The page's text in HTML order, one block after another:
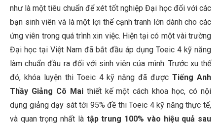
như là một tiêu chuẩn để xét tốt nghiệp Đại học đối với các
bạn sinh viên và là một lợi thế cạnh tranh lớn dành cho các
ứng viên trong quá trình xin việc. Hiện tại có một vài trường
Đại học tại Việt Nam đã bắt đầu áp dụng Toeic 4 kỹ năng
làm chuẩn đầu ra đối với sinh viên của mình. Trước xu thế
đó, khóa luyện thi Toeic 4 kỹ năng đã đượcTiếng Anh
Thầy Giảng Cô Maithiết kế một cách khoa học, có nội
dụng giảng dạy sát tới 95% đề thi Toeic 4 kỹ năng thực tế,
và quan trọng nhất là tập trung 100% vào hiệu quả sau